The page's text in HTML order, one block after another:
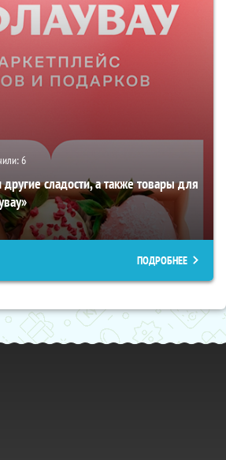
6
сладости, а также товары для
ПОДРОБНЕЕ